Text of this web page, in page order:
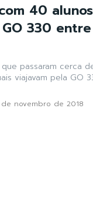
40
330
passaram cerca
viajavam pela GO
novembro de 2018